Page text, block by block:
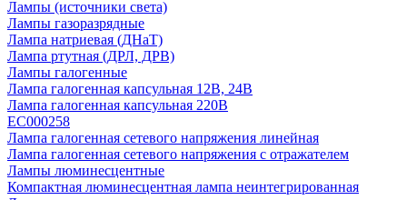
Лампы (источники света)
Лампы газоразрядные
Лампа натриевая (ДНаТ)
Лампа ртутная (ДРЛ, ДРВ)
Лампы галогенные
Лампа галогенная капсульная 12В, 24В
Лампа галогенная капсульная 220В
EC000258
Лампа галогенная сетевого напряжения линейная
Лампа галогенная сетевого напряжения с отражателем
Лампы люминесцентные
Компактная люминесцентная лампа неинтегрированная